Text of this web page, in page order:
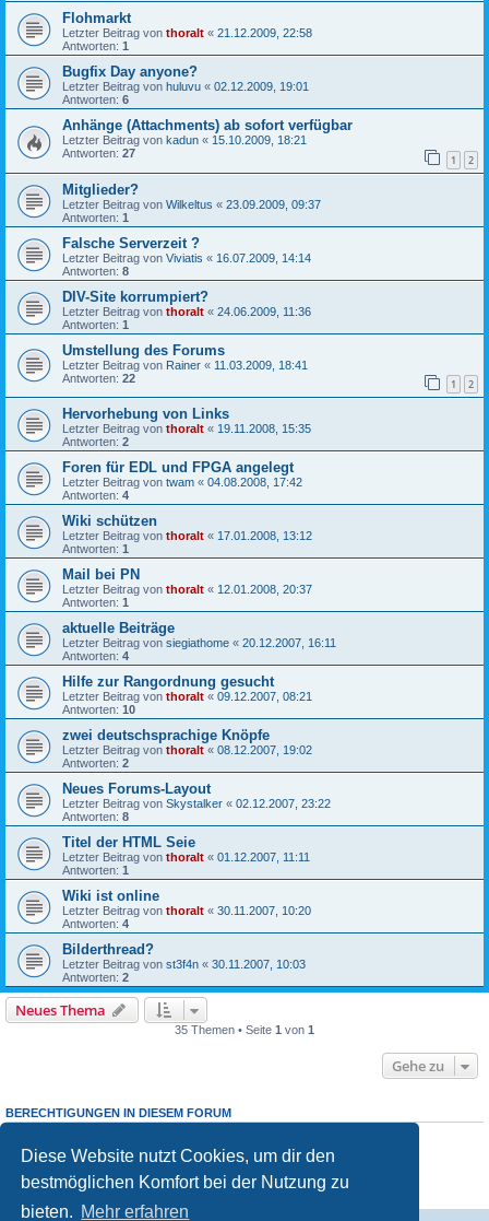
Diese Website nutzt Cookies, um dir den
bestmöglichen Komfort bei der Nutzung zu
bieten. Mehr erfahren
Flohmarkt
Letzter Beitrag von thoralt « 21.12.2009, 22:58
Antworten: 1
Bugfix Day anyone?
Letzter Beitrag von huluvu « 02.12.2009, 19:01
Antworten: 6
Anhänge (Attachments) ab sofort verfügbar
Letzter Beitrag von kadun « 15.10.2009, 18:21
Antworten: 27 1 2
Mitglieder?
Letzter Beitrag von Wilkeltus « 23.09.2009, 09:37
Antworten: 1
Falsche Serverzeit ?
Letzter Beitrag von Viviatis « 16.07.2009, 14:14
Antworten: 8
DIV-Site korrumpiert?
Letzter Beitrag von thoralt « 24.06.2009, 11:36
Antworten: 1
Umstellung des Forums
Letzter Beitrag von Rainer « 11.03.2009, 18:41
Antworten: 22 1 2
Hervorhebung von Links
Letzter Beitrag von thoralt « 19.11.2008, 15:35
Antworten: 2
Foren für EDL und FPGA angelegt
Letzter Beitrag von twam « 04.08.2008, 17:42
Antworten: 4
Wiki schützen
Letzter Beitrag von thoralt « 17.01.2008, 13:12
Antworten: 1
Mail bei PN
Letzter Beitrag von thoralt « 12.01.2008, 20:37
Antworten: 1
aktuelle Beiträge
Letzter Beitrag von siegiathome « 20.12.2007, 16:11
Antworten: 4
Hilfe zur Rangordnung gesucht
Letzter Beitrag von thoralt « 09.12.2007, 08:21
Antworten: 10
zwei deutschsprachige Knöpfe
Letzter Beitrag von thoralt « 08.12.2007, 19:02
Antworten: 2
Neues Forums-Layout
Letzter Beitrag von Skystalker « 02.12.2007, 23:22
Antworten: 8
Titel der HTML Seie
Letzter Beitrag von thoralt « 01.12.2007, 11:11
Antworten: 1
Wiki ist online
Letzter Beitrag von thoralt « 30.11.2007, 10:20
Antworten: 4
Bilderthread?
Letzter Beitrag von st3f4n « 30.11.2007, 10:03
Antworten: 2
Neues Thema
35 Themen • Seite 1 von 1
Gehe zu
BERECHTIGUNGEN IN DIESEM FORUM
Du darfst
keine Antworten zu Themen in diesem Forum erstellen.
Du darfst deine Beiträge in diesem Forumnichtändern.
Du darfst deine Beiträge in diesem Forum nicht löschen.
keine